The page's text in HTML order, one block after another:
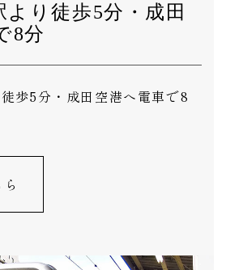
より徒歩5分・成田
8分
歩5分・成田空港へ電車で8